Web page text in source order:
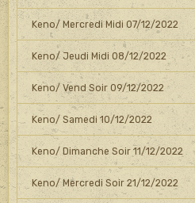
Keno/ Mercredi Midi 07/12/2022
Keno/ Jeudi Midi 08/12/2022
Keno/ Vend Soir 09/12/2022
Keno/ Samedi 10/12/2022
Keno/ Dimanche Soir 11/12/2022
Keno/ Mercredi Soir 21/12/2022